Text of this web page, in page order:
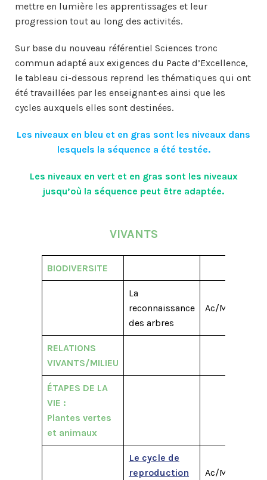
mettre en lumière les apprentissages et leur
progression tout au long des activités.
Sur base du nouveau référentiel Sciences tronc
commun adapté aux exigences du Pacte d’Excellence,
le tableau ci-dessous reprend les thématiques qui ont
été travaillées par les enseignant·es ainsi que les
cycles auxquels elles sont destinées.
Les niveaux en bleu et en gras sont les niveaux dans
lesquels la séquence a été testée.
Les niveaux en vert et en gras sont les niveaux
jusqu’où la séquence peut être adaptée.
VIVANTS
BIODIVERSITE
La
reconnaissance
des arbres
Ac/M1
RELATIONS
VIVANTS/MILIEU
ÉTAPES DE LA
VIE :
Plantes vertes
et animaux
Le cycle de
reproduction
Ac/M1